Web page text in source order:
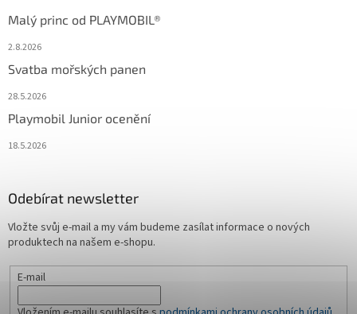
Malý princ od PLAYMOBIL®
2.8.2026
Svatba mořských panen
28.5.2026
Playmobil Junior ocenění
18.5.2026
Odebírat newsletter
Vložte svůj e-mail a my vám budeme zasílat informace o nových
produktech na našem e-shopu.
E-mail